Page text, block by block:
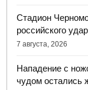
Стадион
российского
7 августа, 2026
Нападение с
чудом остались